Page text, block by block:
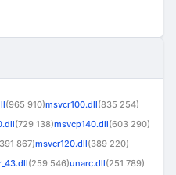
(965 910)msvcr100.dll(835 254)
(729 138)msvcp140.dll(603 290)
867)msvcr120.dll(389 220)
(259 546)unarc.dll(251 789)